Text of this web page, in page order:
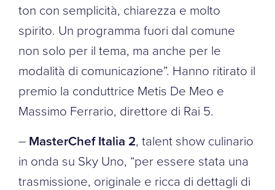
ton con semplicità, chiarezza e molto
spirito. Un programma fuori dal comune
non solo per il tema, ma anche per le
modalità di comunicazione”. Hanno ritirato il
premio la conduttrice Metis De Meo e
Massimo Ferrario, direttore di Rai 5.
– MasterChef Italia 2, talent show culinario
in onda su Sky Uno, “per essere stata una
trasmissione, originale e ricca di dettagli di